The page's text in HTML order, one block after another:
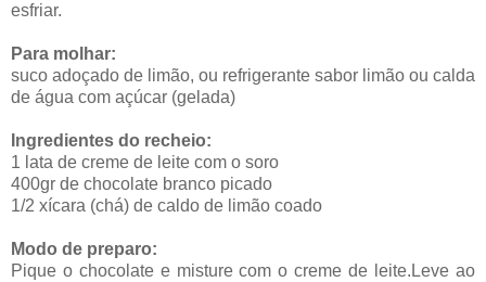
esfriar.
Para molhar:
suco adoçado de limão, ou refrigerante sabor limão ou calda
de água com açúcar (gelada)
Ingredientes do recheio:
1 lata de creme de leite com o soro
400gr de chocolate branco picado
1/2 xícara (chá) de caldo de limão coado
Modo de preparo:
Pique o chocolate e misture com o creme de leite.Leve ao